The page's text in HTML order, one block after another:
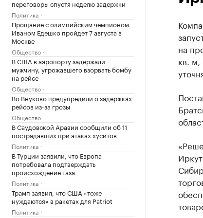
переговоры спустя неделю задержки
Политика
Прощание с олимпийским чемпионом
Иваном Едешко пройдет 7 августа в
Москве
Общество
В США в аэропорту задержали
мужчину, угрожавшего взорвать бомбу
на рейсе
Общество
Во Внуково предупредили о задержках
рейсов из-за грозы
Общество
В Саудовской Аравии сообщили об 11
пострадавших при атаках хуситов
Политика
В Турции заявили, что Европа
потребовала подтверждать
происхождение газа
Политика
Трамп заявил, что США «тоже
нуждаются» в ракетах для Patriot
Политика
на
кв.